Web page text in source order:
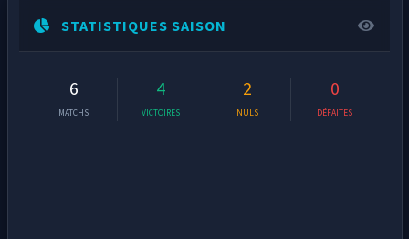
STATISTIQUES SAISON
6
MATCHS
4
VICTOIRES
2
NULS
0
DÉFAITES